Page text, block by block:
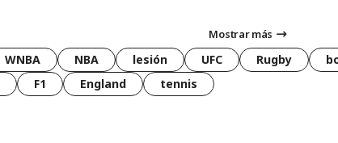
Mostrar más
WNBA NBA lesión UFC Rugby
F1 England tennis